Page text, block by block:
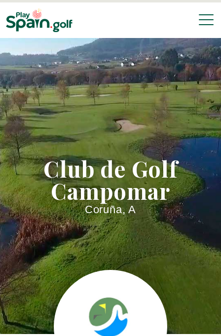
Club de Golf
Campomar
Coruña, A